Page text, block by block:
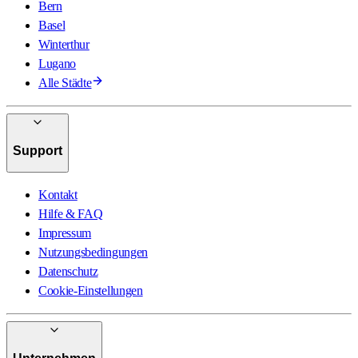
Bern
Basel
Winterthur
Lugano
Alle Städte
Support
Kontakt
Hilfe & FAQ
Impressum
Nutzungsbedingungen
Datenschutz
Cookie-Einstellungen